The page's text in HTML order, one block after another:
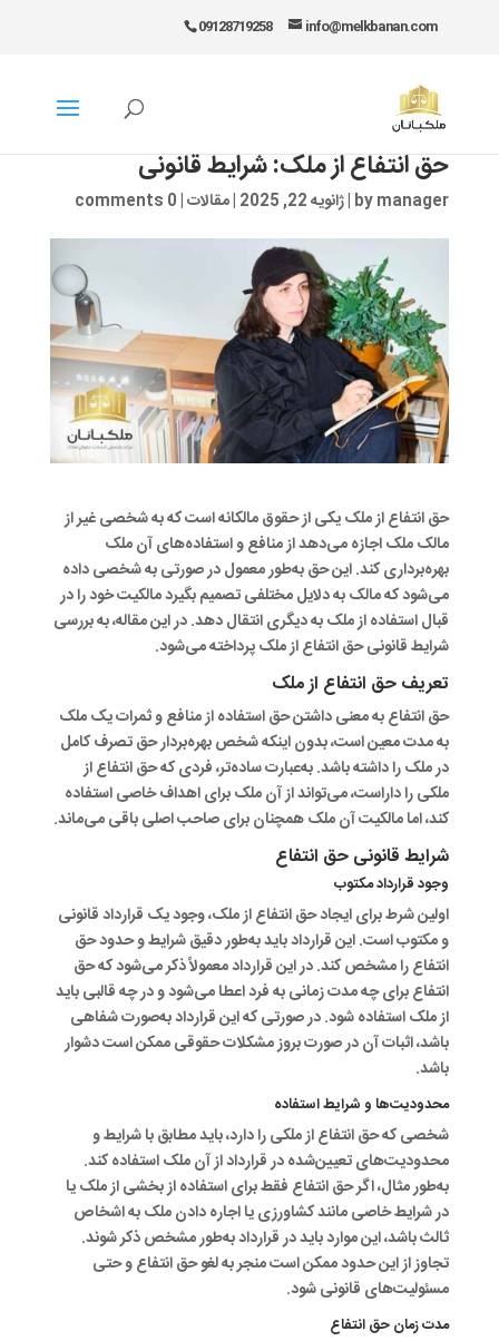
09128719258 info@melkbanan.com
حق انتفاع از ملک: شرایط قانونی
bymanager
|ژانویه 22, 2025 |مقالات|
0 comments
حق انتفاع از ملک یکی از حقوق مالکانه است که به شخصی غیر از
مالک ملک اجازه می‌دهد از منافع و استفاده‌های آن ملک
بهره‌برداری کند. این حق به‌طور معمول در صورتی به شخصی داده
می‌شود که مالک به دلایل مختلفی تصمیم بگیرد مالکیت خود را در
قبال استفاده از ملک به دیگری انتقال دهد. در این مقاله، به بررسی
شرایط قانونی حق انتفاع از ملک پرداخته می‌شود.
تعریف حق انتفاع از ملک
حق انتفاع به معنی داشتن حق استفاده از منافع و ثمرات یک ملک
به مدت معین است، بدون اینکه شخص بهره‌بردار حق تصرف کامل
در ملک را داشته باشد. به‌عبارت ساده‌تر، فردی که حق انتفاع از
ملکی را داراست، می‌تواند از آن ملک برای اهداف خاصی استفاده
کند، اما مالکیت آن ملک همچنان برای صاحب اصلی باقی می‌ماند.
شرایط قانونی حق انتفاع
وجود قرارداد مکتوب
اولین شرط برای ایجاد حق انتفاع از ملک، وجود یک قرارداد قانونی
و مکتوب است. این قرارداد باید به‌طور دقیق شرایط و حدود حق
انتفاع را مشخص کند. در این قرارداد معمولاً ذکر می‌شود که حق
انتفاع برای چه مدت زمانی به فرد اعطا می‌شود و در چه قالبی باید
از ملک استفاده شود. در صورتی که این قرارداد به‌صورت شفاهی
باشد، اثبات آن در صورت بروز مشکلات حقوقی ممکن است دشوار
باشد.
محدودیت‌ها و شرایط استفاده
شخصی که حق انتفاع از ملکی را دارد، باید مطابق با شرایط و
محدودیت‌های تعیین‌شده در قرارداد از آن ملک استفاده کند.
به‌طور مثال، اگر حق انتفاع فقط برای استفاده از بخشی از ملک یا
در شرایط خاصی مانند کشاورزی یا اجاره دادن ملک به اشخاص
ثالث باشد، این موارد باید در قرارداد به‌طور مشخص ذکر شوند.
تجاوز از این حدود ممکن است منجر به لغو حق انتفاع و حتی
مسئولیت‌های قانونی شود.
مدت زمان حق انتفاع